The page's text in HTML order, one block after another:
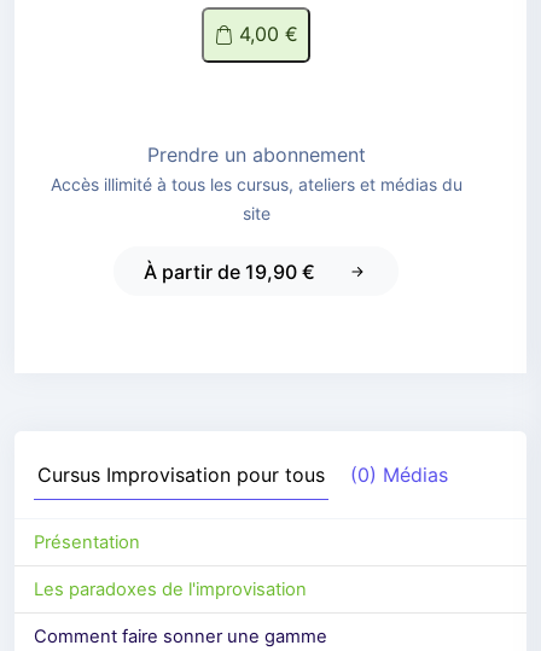
4,00 €
Prendre un abonnement
Accès illimité à tous les cursus, ateliers et médias du
site
À partir de 19,90 €
Cursus Improvisation pour tous (0) Médias
Présentation
Les paradoxes de l'improvisation
Comment faire sonner une gamme